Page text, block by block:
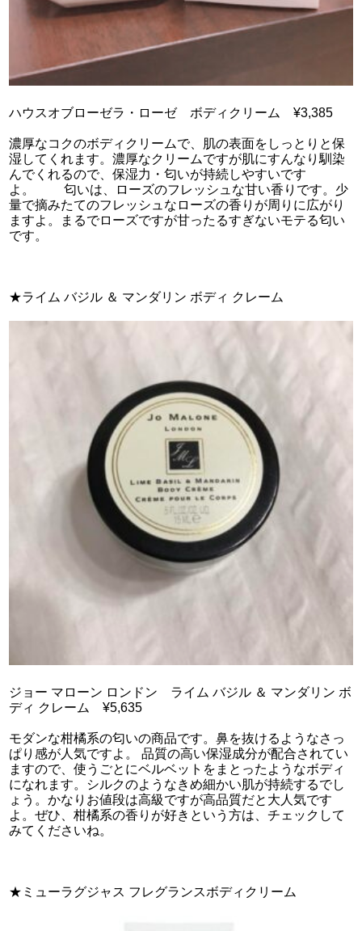
ハウスオブローゼラ・ローゼ ボディクリーム ¥3,385
濃厚なコクのボディクリームで、肌の表面をしっとりと保
湿してくれます。濃厚なクリームですが肌にすんなり馴染
んでくれるので、保湿力・匂いが持続しやすいです
よ。 匂いは、ローズのフレッシュな甘い香りです。少
量で摘みたてのフレッシュなローズの香りが周りに広がり
ますよ。まるでローズですが甘ったるすぎないモテる匂い
です。
★ライム バジル ＆ マンダリン ボディ クレーム
ジョー マローン ロンドン ライム バジル ＆ マンダリン ボ
ディ クレーム ¥5,635
モダンな柑橘系の匂いの商品です。鼻を抜けるようなさっ
ぱり感が人気ですよ。 品質の高い保湿成分が配合されてい
ますので、使うごとにベルベットをまとったようなボディ
になれます。シルクのようなきめ細かい肌が持続するでし
ょう。かなりお値段は高級ですが高品質だと大人気です
よ。ぜひ、柑橘系の香りが好きという方は、チェックして
みてくださいね。
★ミューラグジャス フレグランスボディクリーム